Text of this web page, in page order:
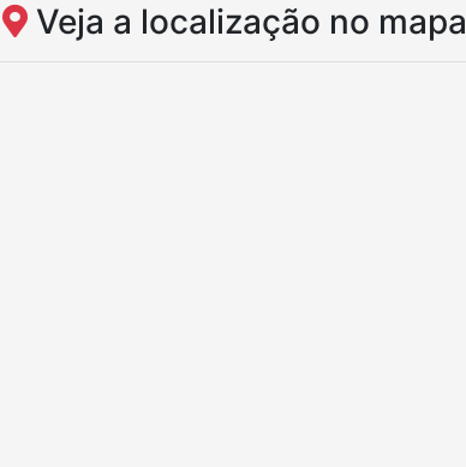
Veja a localização no mapa